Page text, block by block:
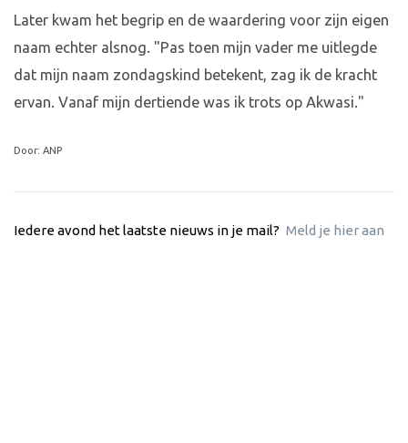
Later kwam het begrip en de waardering voor zijn eigen
naam echter alsnog. "Pas toen mijn vader me uitlegde
dat mijn naam zondagskind betekent, zag ik de kracht
ervan. Vanaf mijn dertiende was ik trots op Akwasi."
Door: ANP
Iedere avond het laatste nieuws in je mail? Meld je hier aan